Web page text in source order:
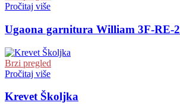
Pročitaj više
Ugaona garnitura William 3F-RE-2
Brzi pregled
Pročitaj više
Krevet Školjka